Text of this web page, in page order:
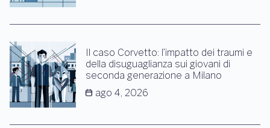
Il caso Corvetto: l’impatto dei traumi e
della disuguaglianza sui giovani di
seconda generazione a Milano
ago 4, 2026